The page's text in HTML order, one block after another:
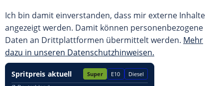
Ich bin damit einverstanden, dass mir externe Inhalte
angezeigt werden. Damit können personenbezogene
Daten an Drittplattformen übermittelt werden. Mehr
dazu in unseren Datenschutzhinweisen.